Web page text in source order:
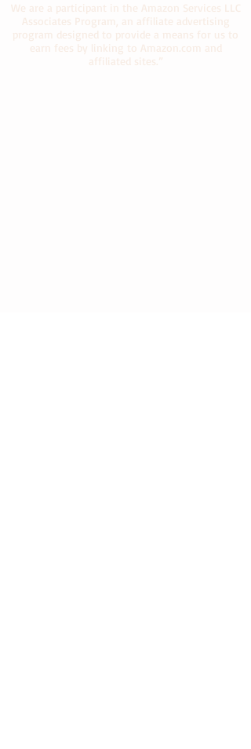
We are a participant in the Amazon Services LLC
Associates Program, an affiliate advertising
program designed to provide a means for us to
earn fees by linking to Amazon.com and
affiliated sites.”